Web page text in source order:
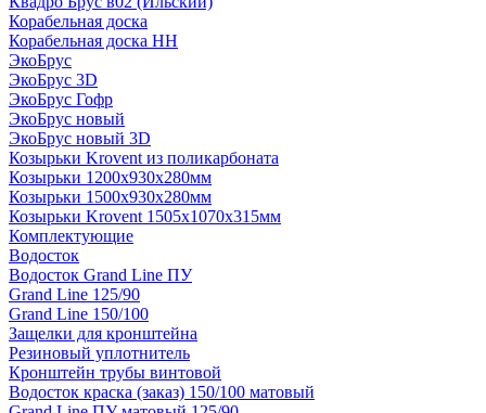
Корабельная доска
Корабельная доска НН
ЭкоБрус
ЭкоБрус 3D
ЭкоБрус Гофр
ЭкоБрус новый
ЭкоБрус новый 3D
Козырьки Krovent из поликарбоната
Козырьки 1200х930х280мм
Козырьки 1500х930х280мм
Козырьки Krovent 1505х1070х315мм
Комплектующие
Водосток
Водосток Grand Line ПУ
Grand Line 125/90
Grand Line 150/100
Защелки для кронштейна
Резиновый уплотнитель
Кронштейн трубы винтовой
Водосток краска (заказ) 150/100 матовый